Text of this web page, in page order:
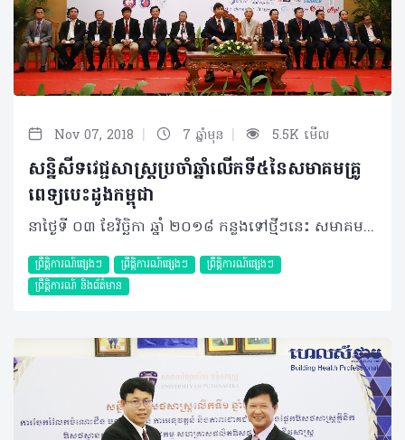
Nov 07, 2018 | 7 ឆ្នាំមុន | 5.5K មើល
សន្និសីទវេជ្ជសាស្រ្តប្រចាំឆ្នាំលើកទី៥នៃសមាគមគ្រូ
ពេទ្យបេះដូងកម្ពុជា
នាថ្ងៃទី ០៣ ខែវិច្ឆិកា ឆ្នាំ ២០១៨ កន្លងទៅថ្មីៗនេះ សមាគមគ្រូពេទ្យបេះដូងកម្ពុជាបានរៀបចំនូវមហាសន្និសីទប្រចាំឆ្នាំលើកទី៥របស់ខ្លួន ក្រោមប្រធានបទ «សិល្បៈនៃការព្យាបាលជំងឺបេះដូង និងសរសៃឈាមបេះដូង» នៅសណ្ឋាគារសុខា រាជធានីភ្នំពេញ។ សន្និសីទរយៈពេល១ថ្ងៃពេញនេះ មានការអញ្ជើញចូលរួមយ៉ាងខ្ពង់ខ្ពស់ពីសំណាក់ ឯកឧត្តមសាស្រ្តាចារ្យ ធា គ្រុយ ប្រធានក្រុមប្រឹក្សាភិបាល នៃគណៈគ្រូពេទ្យជាតិកម្ពុជា និងជារដ្ឋលេខាធិការនៃក្រសួងសុខាភិបាល លោកសាស្ត្រាចារ្យ ឡា ម៉េងហួ អនុប្រធានក្រុមប្រឹក្សាភិបាលនៃគណៈគ្រូពេទ្យជាតិកម្ពុជា លោកសាស្រ្តាចារ្យ សុខ ជួរ ប្រធានសមាគមគ្រូពេទ្យបេះដូងកម្ពុជា លោកសាស្រ្តាចារ្យ Anwar SANTOSO ប្រធានសមាគមគ្រូពេទ្យបេះដូង ប្រចាំតំបន់អាស៊ាន ឯកឧត្តម លោកជំទាវ លោកសាស្ត្រាចារ្យ វេជ្ជបណ្ឌិតដែលជាសមាជិកនៃសមាគមគ្រូពេទ្យបេះដូងកម្ពុជា និងសហភាតរៈទាំងអស់ ព្រមទាំងមានការចូលរួមយ៉ាងច្រើនលើសការរំពឹងទុកពីសំណាក់បងប្អូនសិស្សានុសិស្សប្រមាណជាង ៣០០នាក់ផងដែរ។ នាឱកាសនេះ លោកសាស្ត្រាចារ្យ សុខ ជួរ បានមានប្រសាសន៍ថា «គោលបំណងនៃការបង្កើតឲ្យមានសន្និសីទនេះឡើងជារៀលរាល់ឆ្នាំ គឺដើម្បីប្រមូលផ្តុំ សហភាតរៈទាំងអស់​ ក្នុងការចែករំលែកនូវចំណេះដឹង ចំណេះធ្វើរវាងគ្នា និងគ្នា បង្កើននូវសមត្ថភាពក្រុមគ្រូពេទ្យបេះដូងកម្ពុជា ក៏ដូចជាក្រុមគ្រូពេទ្យបេះដូង ក្នុងតំបន់ ក្នុងន័យចូលរួមចំណែកអភិវឌ្ឍវិស័យសុខាភិបាលកម្ពុជាឲ្យកាន់តែប្រសើរឡើង តាមរយៈការពង្រឹងសមត្ថភាពធនធានមនុស្សតែម្តង»។ គួរបញ្ជាក់ម្តងទៀតថា អង្គសន្និបាតនេះ បានធ្វើការពិភាក្សាយ៉ាងស៊ីជម្រៅពាក់ព័ទ្ធនឹងសិល្បៈនៃការព្យាបាលជំងឺបេះដូង និងសរសៃឈាម ដែលក្នុងនោះរួមមាន ជំងឺចំនួន ៤គឺ ជំងឺសរសៃឈាមបេះដូង ជំងឺប្រឹសបេះដូង ជំងឺស្ទះសរសៃឈាមផ្នែកខាងក្រៅ និងជំងឺបេះដូងពីកំណើត។ ក្នុងកម្មវិធីនេះផងដែរ ក៏មានការអញ្ជើញ ចូលរួមធ្វើបទបង្ហាញពីវាគ្មិនកិត្តិយស ជាវេជ្ជបណ្ឌិតឯកទេសជាច្រើនរូប ព្រមទាំងបញ្ចប់ជាមួយនឹងចូលរួមនៅក្នុងវេទិកាសំណួរ-ចម្លើយ ពីអ្នកចូលរួមទាំងអស់ យ៉ាងសកម្ម និងប្រកបដោយលទ្ធផលយ៉ាងគួរឲ្យកត់សម្គាល់។ ©2018 រក្សាសិទ្ធិគ្រប់យ៉ាង​ដោយ Healthtime Corporation ចំពោះគ្រប់អត្ថបទដោយគ្មានផ្នែកណាមួយត្រូវបោះពុម្ពផ្សាយចូលប្រព័ន្ធអ៊ីនធឺណែត ឧបករណ៍អេឡិចត្រូនិក អាត់ជាសំឡេង ឬថតចំលងគ្រប់រូបភាពដោយគ្មានការអនុញ្ញាតឡើយ
ព្រឹត្តិការណ៍ផ្សេងៗ ព្រឹត្តិការណ៍ផ្សេងៗ
ព្រឹត្តិការណ៍ផ្សេងៗ
ព្រឹត្តិការណ៍ និងព័ត៌មាន